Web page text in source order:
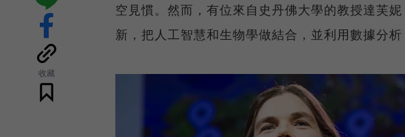
收藏
空見慣。然而，有位來自史丹佛大學的教授達芙
新，把人工智慧和生物學做結合，並利用數據分析